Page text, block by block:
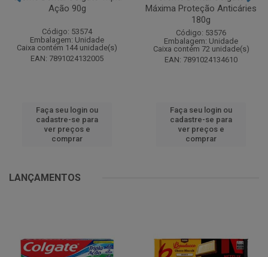
Ação 90g
Código: 53574
Embalagem: Unidade
Caixa contém 144 unidade(s)
EAN: 7891024132005
Faça seu login ou
cadastre-se para
ver preços e
comprar
Máxima Proteção Anticáries
180g
Código: 53576
Embalagem: Unidade
Caixa contém 72 unidade(s)
EAN: 7891024134610
Faça seu login ou
cadastre-se para
ver preços e
comprar
LANÇAMENTOS